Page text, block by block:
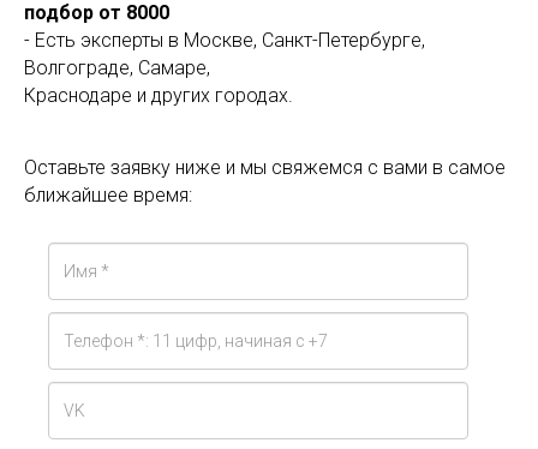
подбор от 8000
- Есть эксперты в Москве, Санкт-Петербурге,
Волгограде, Самаре,
Краснодаре и других городах.
Оставьте заявку ниже и мы свяжемся с вами в самое
ближайшее время: